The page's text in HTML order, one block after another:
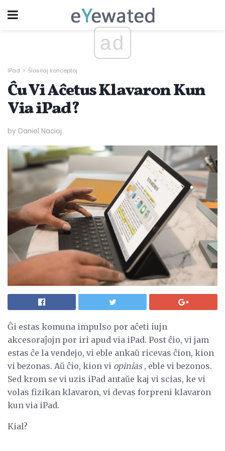
ad
IPad Ŝlosilaj konceptoj
Ĉu Vi Aĉetus Klavaron Kun
Via iPad?
by Daniel Nacioj
Ĝi estas komuna impulso por aĉeti iujn
akcesoraĵojn por iri apud via iPad. Post ĉio, vi jam
estas ĉe la vendejo, vi eble ankaŭ ricevas ĉion, kion
vi bezonas. Aŭ ĉio, kion vi opinias, eble vi bezonos.
Sed krom se vi uzis iPad antaŭe kaj vi scias, ke vi
volas fizikan klavaron, vi devas forpreni klavaron
kun via iPad.
Kial?